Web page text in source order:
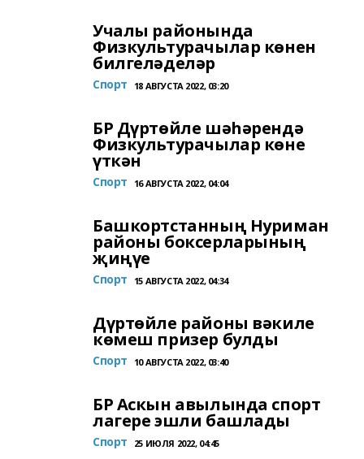
Учалы районында
Физкультурачылар көнен
билгеләделәр
Спорт 18 АВГУСТА 2022, 03:20
БР Дүртөйле шәһәрендә
Физкультурачылар көне
үткән
Спорт 16 АВГУСТА 2022, 04:04
Башкортстанның Нуриман
районы боксерларының
җиңүе
Спорт 15 АВГУСТА 2022, 04:34
Дүртөйле районы вәкиле
көмеш призер булды
Спорт 10 АВГУСТА 2022, 03:40
БР Аскын авылында спорт
лагере эшли башлады
Спорт 25 ИЮЛЯ 2022, 04:45